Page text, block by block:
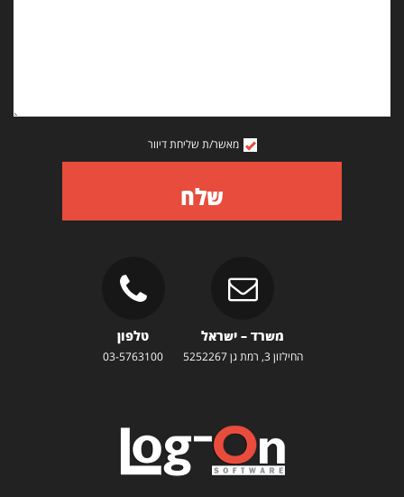
מאשר/ת שליחת דיוור
שלח
משרד – ישראל
החילזון 3, רמת גן 5252267
טלפון
03-5763100